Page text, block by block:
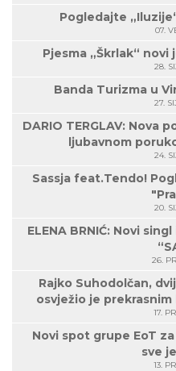
Pogledajte
07.
Pjesma „Škrlak“
28.
Banda Turizma u
27.
DARIO TERGLAV: Nova
ljubavnom
24.
Sassja feat.Tendo!
20.
ELENA BRNIĆ: Novi
26.
Rajko Suhodolčan,
osvježio je
17.
Novi spot grupe EoT
sve
13.